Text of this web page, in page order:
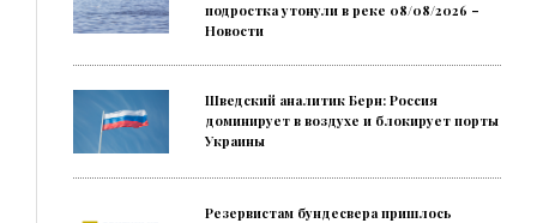
подростка утонули в реке 08/08/2026 –
Новости
Шведский аналитик Берн: Россия
доминирует в воздухе и блокирует порты
Украины
Резервистам бундесвера пришлось